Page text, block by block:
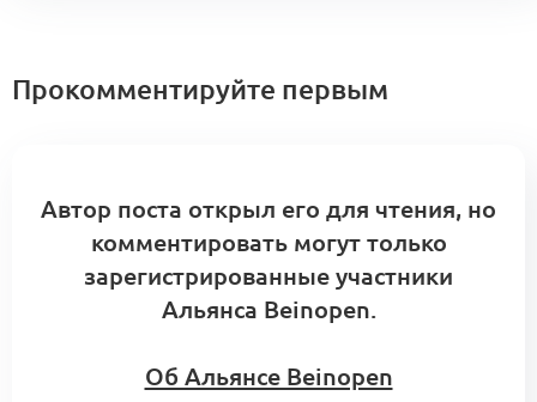
проект на платформе
0
1 комментарий
Форум Beinopen х Долями
«Екатеринбург: феномены моды»
Прокомментируйте первым
Автор поста открыл его для чтения, но
комментировать могут только
зарегистрированные участники
Альянса Beinopen.
Об Альянсе Beinopen